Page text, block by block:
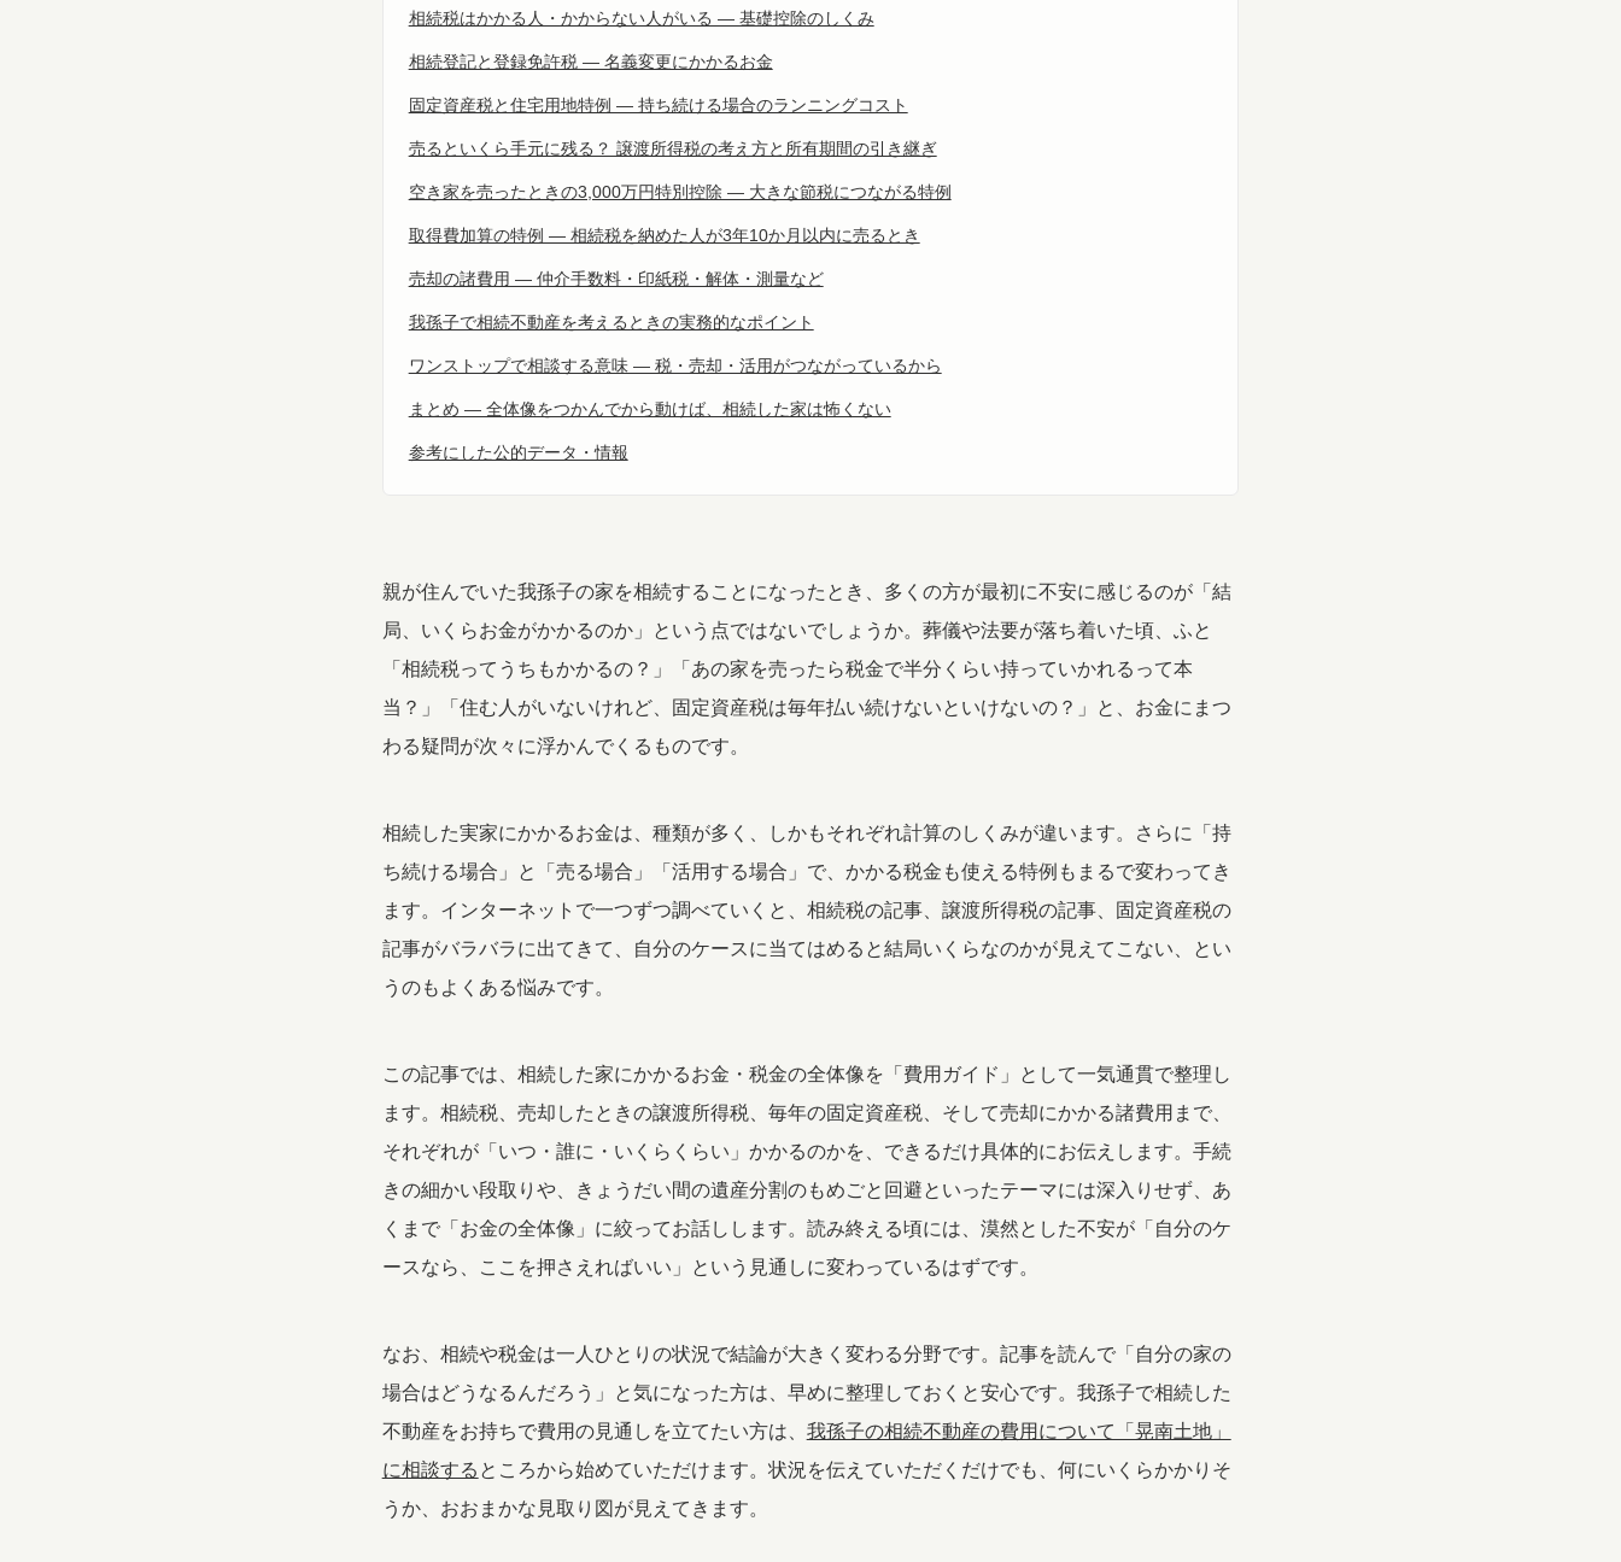
相続税はかかる人・かからない人がいる ― 基礎控除のしくみ
相続登記と登録免許税 ― 名義変更にかかるお金
固定資産税と住宅用地特例 ― 持ち続ける場合のランニングコスト
売るといくら手元に残る？ 譲渡所得税の考え方と所有期間の引き継ぎ
空き家を売ったときの3,000万円特別控除 ― 大きな節税につながる特例
取得費加算の特例 ― 相続税を納めた人が3年10か月以内に売るとき
売却の諸費用 ― 仲介手数料・印紙税・解体・測量など
我孫子で相続不動産を考えるときの実務的なポイント
ワンストップで相談する意味 ― 税・売却・活用がつながっているから
まとめ ― 全体像をつかんでから動けば、相続した家は怖くない
参考にした公的データ・情報
親が住んでいた我孫子の家を相続することになったとき、多くの方が最初に不安に感じるのが「結
局、いくらお金がかかるのか」という点ではないでしょうか。葬儀や法要が落ち着いた頃、ふと
「相続税ってうちもかかるの？」「あの家を売ったら税金で半分くらい持っていかれるって本
当？」「住む人がいないけれど、固定資産税は毎年払い続けないといけないの？」と、お金にまつ
わる疑問が次々に浮かんでくるものです。
相続した実家にかかるお金は、種類が多く、しかもそれぞれ計算のしくみが違います。さらに「持
ち続ける場合」と「売る場合」「活用する場合」で、かかる税金も使える特例もまるで変わってき
ます。インターネットで一つずつ調べていくと、相続税の記事、譲渡所得税の記事、固定資産税の
記事がバラバラに出てきて、自分のケースに当てはめると結局いくらなのかが見えてこない、とい
うのもよくある悩みです。
この記事では、相続した家にかかるお金・税金の全体像を「費用ガイド」として一気通貫で整理し
ます。相続税、売却したときの譲渡所得税、毎年の固定資産税、そして売却にかかる諸費用まで、
それぞれが「いつ・誰に・いくらくらい」かかるのかを、できるだけ具体的にお伝えします。手続
きの細かい段取りや、きょうだい間の遺産分割のもめごと回避といったテーマには深入りせず、あ
くまで「お金の全体像」に絞ってお話しします。読み終える頃には、漠然とした不安が「自分のケ
ースなら、ここを押さえればいい」という見通しに変わっているはずです。
なお、相続や税金は一人ひとりの状況で結論が大きく変わる分野です。記事を読んで「自分の家の
場合はどうなるんだろう」と気になった方は、早めに整理しておくと安心です。我孫子で相続した
不動産をお持ちで費用の見通しを立てたい方は、 我孫子の相続不動産の費用について「晃南土地」
に相談する ところから始めていただけます。状況を伝えていただくだけでも、何にいくらかかりそ
うか、おおまかな見取り図が見えてきます。